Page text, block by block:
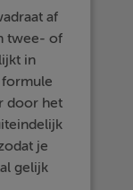
af
twee- of
in
formule
door het
je
gelijk